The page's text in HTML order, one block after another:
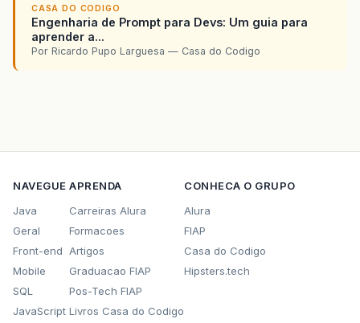
CASA DO CODIGO
Engenharia de Prompt para Devs: Um guia para
aprender a...
Por Ricardo Pupo Larguesa — Casa do Codigo
NAVEGUE
Java
Geral
Front-end
Mobile
SQL
JavaScript
APRENDA
Carreiras Alura
Formacoes
Artigos
Graduacao FIAP
Pos-Tech FIAP
Livros Casa do Codigo
CONHECA O GRUPO
Alura
FIAP
Casa do Codigo
Hipsters.tech